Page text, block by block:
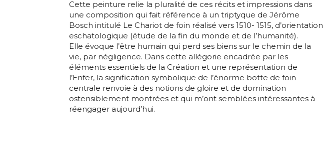
* Champ obligatoire
Statut / Organisation
J'accepte les termes et conditions
* Champ obligatoire
Cette peinture relie la pluralité de ces récits et impressions dans
une composition qui fait référence à un triptyque de Jérôme
Bosch intitulé Le Chariot de foin réalisé vers 1510- 1515, d’orientation
eschatologique (étude de la fin du monde et de l’humanité).
Elle évoque l’être humain qui perd ses biens sur le chemin de la
vie, par négligence. Dans cette allégorie encadrée par les
éléments essentiels de la Création et une représentation de
l’Enfer, la signification symbolique de l’énorme botte de foin
centrale renvoie à des notions de gloire et de domination
ostensiblement montrées et qui m’ont semblées intéressantes à
réengager aujourd’hui.